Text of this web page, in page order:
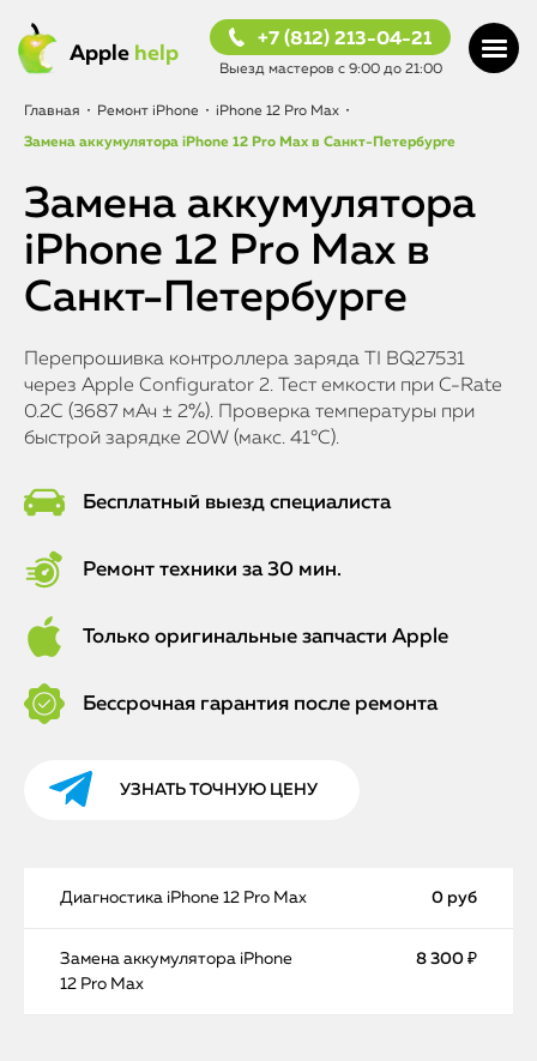
Apple help
+7 (812) 213-04-21
Выезд мастеров с 9:00 до 21:00
Главная • Ремонт iPhone • iPhone 12 Pro Max •
Замена аккумулятора iPhone 12 Pro Max в Санкт-Петербурге
Замена аккумулятора
iPhone 12 Pro Max в
Санкт-Петербурге
Перепрошивка контроллера заряда TI BQ27531
через Apple Configurator 2. Тест емкости при C-Rate
0.2C (3687 мАч ± 2%). Проверка температуры при
быстрой зарядке 20W (макс. 41°C).
Бесплатный выезд специалиста
Ремонт техники за 30 мин.
Только оригинальные запчасти Apple
Бессрочная гарантия после ремонта
УЗНАТЬ ТОЧНУЮ ЦЕНУ
Диагностика iPhone 12 Pro Max 0 руб
Замена аккумулятора iPhone
12 Pro Max
8 300 ₽